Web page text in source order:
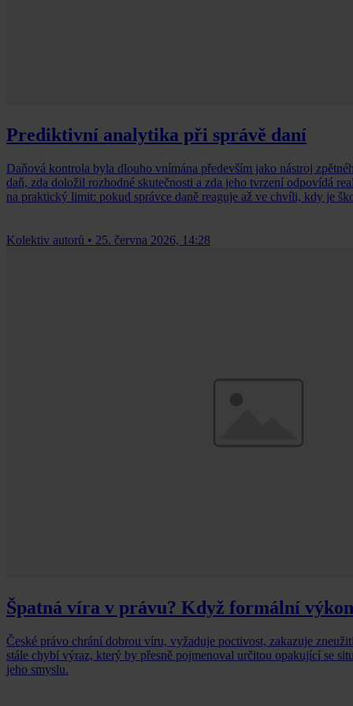
Prediktivní analytika při správě daní
Daňová kontrola byla dlouho vnímána především jako nástroj
daň, zda doložil rozhodné skutečnosti a zda jeho tvrzení odpovídá
na praktický limit: pokud správce daně reaguje až ve chvíli, kdy je
Kolektiv autorů • 25. června 2026, 14:28
Špatná víra v právu? Když formální
České právo chrání dobrou víru, vyžaduje poctivost, zakazuje
stále chybí výraz, který by přesně pojmenoval určitou opakující se
jeho smyslu.